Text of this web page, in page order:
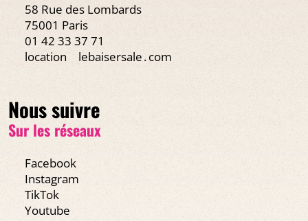
58 Rue des Lombards
75001 Paris
01 42 33 37 71
location
lebaisersale․com
Nous suivre
Sur les réseaux
Facebook
Instagram
TikTok
Youtube